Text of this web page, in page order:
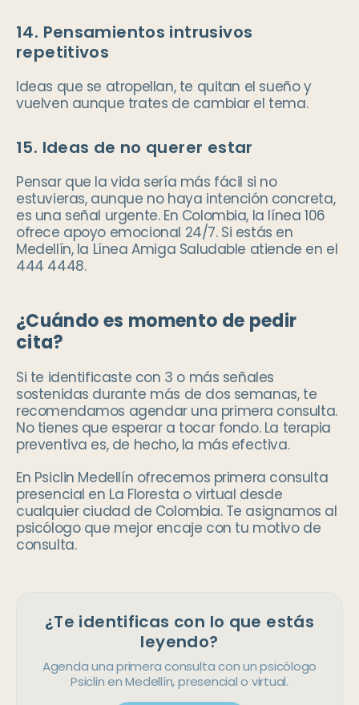
14. Pensamientos intrusivos
repetitivos
Ideas que se atropellan, te quitan el sueño y
vuelven aunque trates de cambiar el tema.
15. Ideas de no querer estar
Pensar que la vida sería más fácil si no
estuvieras, aunque no haya intención concreta,
es una señal urgente. En Colombia, la línea 106
ofrece apoyo emocional 24/7. Si estás en
Medellín, la Línea Amiga Saludable atiende en el
444 4448.
¿Cuándo es momento de pedir
cita?
Si te identificaste con 3 o más señales
sostenidas durante más de dos semanas, te
recomendamos agendar una primera consulta.
No tienes que esperar a tocar fondo. La terapia
preventiva es, de hecho, la más efectiva.
En Psiclin Medellín ofrecemos primera consulta
presencial en La Floresta o virtual desde
cualquier ciudad de Colombia. Te asignamos al
psicólogo que mejor encaje con tu motivo de
consulta.
¿Te identificas con lo que estás
leyendo?
Agenda una primera consulta con un psicólogo
Psiclin en Medellín, presencial o virtual.